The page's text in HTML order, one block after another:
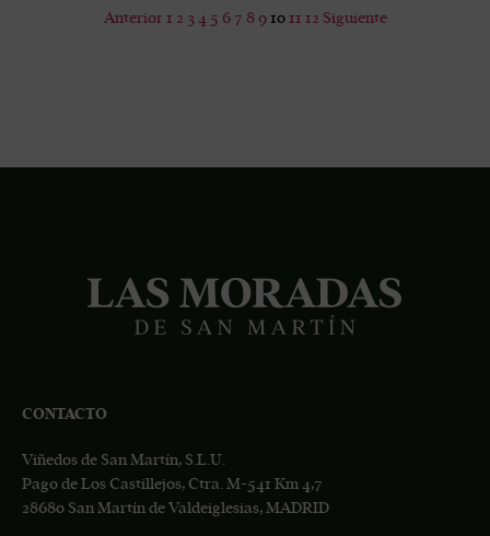
Anterior 1 2 3 4 5 6 7 8 9 10 11 12 Siguiente
CONTACTO
Viñedos de San Martín, S.L.U.
Pago de Los Castillejos, Ctra. M-541 Km 4,7
28680 San Martín de Valdeiglesias, MADRID